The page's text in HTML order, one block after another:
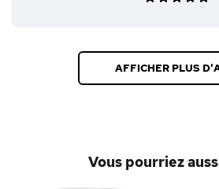
AFFICHER PLUS
Vous pourriez